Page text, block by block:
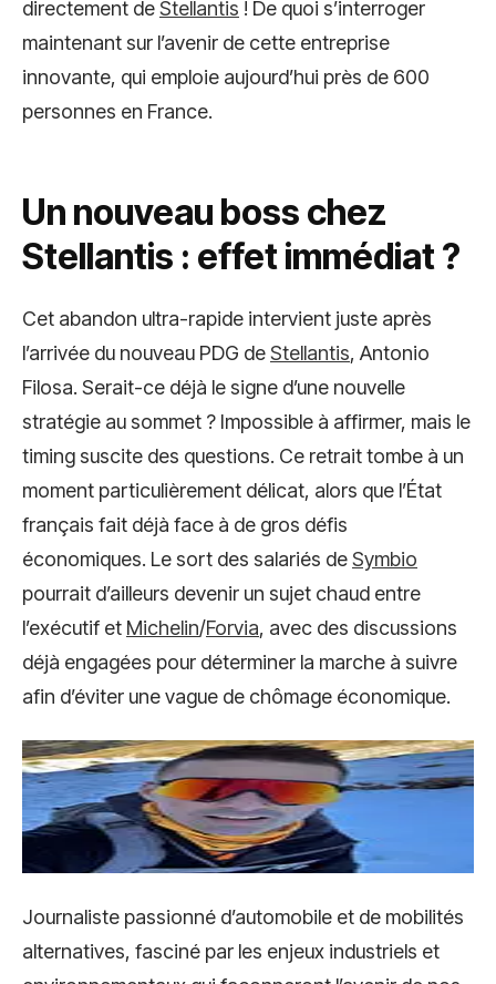
directement deStellantis ! De quoi s’interroger
maintenant sur l’avenir de cette entreprise
innovante, qui emploie aujourd’hui près de 600
personnes en France.
Un nouveau boss chez
Stellantis : effet immédiat ?
Cet abandon ultra-rapide intervient juste après
l’arrivée du nouveau PDG deStellantis, Antonio
Filosa. Serait-ce déjà le signe d’une nouvelle
stratégie au sommet ? Impossible à affirmer, mais le
timing suscite des questions. Ce retrait tombe à un
moment particulièrement délicat, alors que l’État
français fait déjà face à de gros défis
économiques. Le sort des salariés deSymbio
pourrait d’ailleurs devenir un sujet chaud entre
l’exécutif et Michelin/Forvia, avec des discussions
déjà engagées pour déterminer la marche à suivre
afin d’éviter une vague de chômage économique.
Journaliste passionné d’automobile et de mobilités
alternatives, fasciné par les enjeux industriels et